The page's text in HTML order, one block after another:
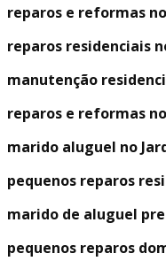
reparos e reformas
reparos residenciais
manutenção
reparos e reformas
marido aluguel no
pequenos reparos
marido de aluguel
pequenos reparos